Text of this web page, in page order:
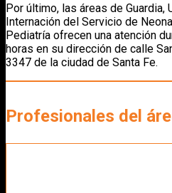
Por último, las áreas de Guardia,
Internación del Servicio de
Pediatría ofrecen una atención
horas en su dirección de calle
3347 de la ciudad de Santa Fe.
Profesionales del